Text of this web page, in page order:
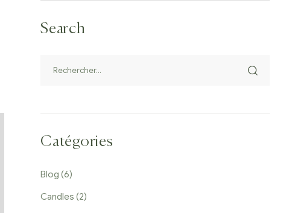
Search
Catégories
Blog (6)
Candles (2)